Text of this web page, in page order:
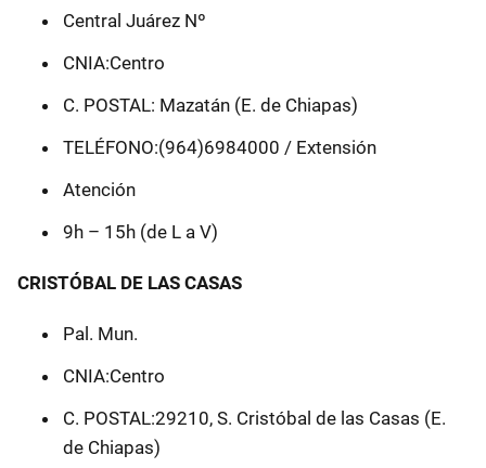
Central Juárez Nº
CNIA:Centro
C. POSTAL: Mazatán (E. de Chiapas)
TELÉFONO:(964)6984000 / Extensión
Atención
9h – 15h (de L a V)
CRISTÓBAL DE LAS CASAS
Pal. Mun.
CNIA:Centro
C. POSTAL:29210, S. Cristóbal de las Casas (E.
de Chiapas)